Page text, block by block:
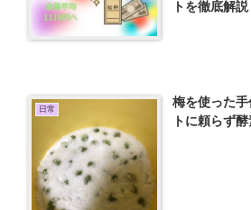
トを徹底解説
日常
梅を使った
トに頼らず